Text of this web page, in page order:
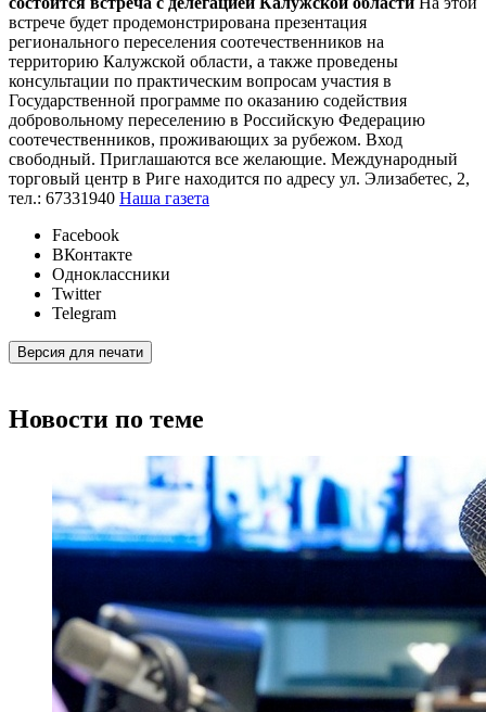
встрече будет продемонстрирована презентация
регионального переселения соотечественников на
территорию Калужской области, а также проведены
консультации по практическим вопросам участия в
Государственной программе по оказанию содействия
добровольному переселению в Российскую Федерацию
соотечественников, проживающих за рубежом. Вход
свободный. Приглашаются все желающие. Международный
торговый центр в Риге находится по адресу ул. Элизабетес, 2,
тел.: 67331940 Наша газета
Facebook
ВКонтакте
Одноклассники
Twitter
Telegram
Версия для печати
Новости по теме